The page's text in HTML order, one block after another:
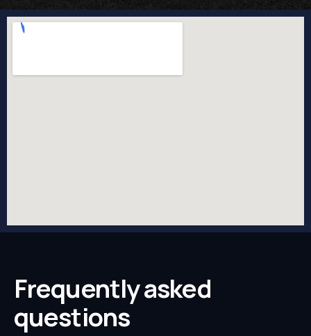
Frequently asked
questions